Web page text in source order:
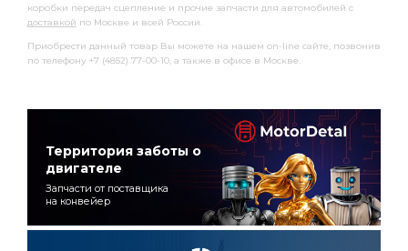
коробки передач сцепление и прочие запчасти для автомобилей с
доставкой по Москве и всей России.
Приобрести данный товар Вы можете на нашем on-line сайте, позвонив
по телефону +7 (4852) 77-00-10, а также в офисе в Москве.
Территория заботы о
двигателе
Запчасти от поставщика
на конвейер